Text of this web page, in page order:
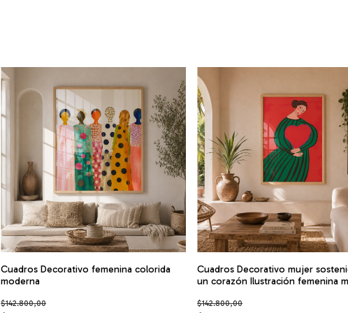
Cuadros Decorativo femenina colorida
moderna
$142.800,00
Cuadros Decorativo mujer
un corazón Ilustración femenina
$142.800,00